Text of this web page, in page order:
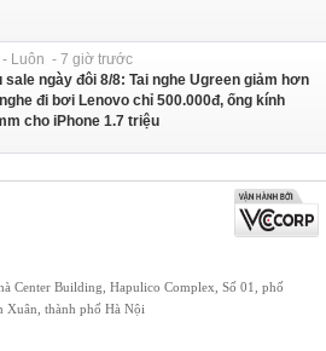
- Luôn - 7 giờ trước
sale ngày đôi 8/8: Tai nghe Ugreen giảm hơn
đi bơi Lenovo chỉ 500.000đ, ống kính
cho iPhone 1.7 triệu
Center Building, Hapulico Complex, Số 01, phố
Xuân, thành phố Hà Nội